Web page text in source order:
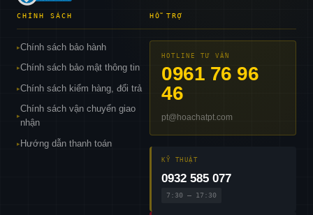
CHÍNH SÁCH
▸Chính sách bảo hành
▸Chính sách bảo mật thông tin
▸Chính sách kiểm hàng, đổi trả
▸
Chính sách vận chuyển giao
nhận
▸ Hướng dẫn thanh toán
HỖ TRỢ
HOTLINE TƯ VẤN
0961 76 96
46
pt@hoachatpt.com
KỸ THUẬT
0932 585 077
7:30 – 17:30